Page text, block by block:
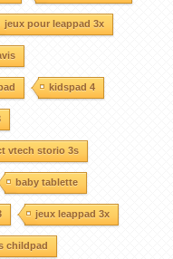
jeux pour leappad 3x
kidspad 4
vtech storio 3s
baby tablette
jeux leappad 3x
childpad